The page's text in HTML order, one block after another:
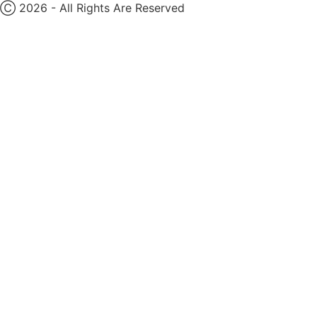
Ⓒ 2026 - All Rights Are Reserved